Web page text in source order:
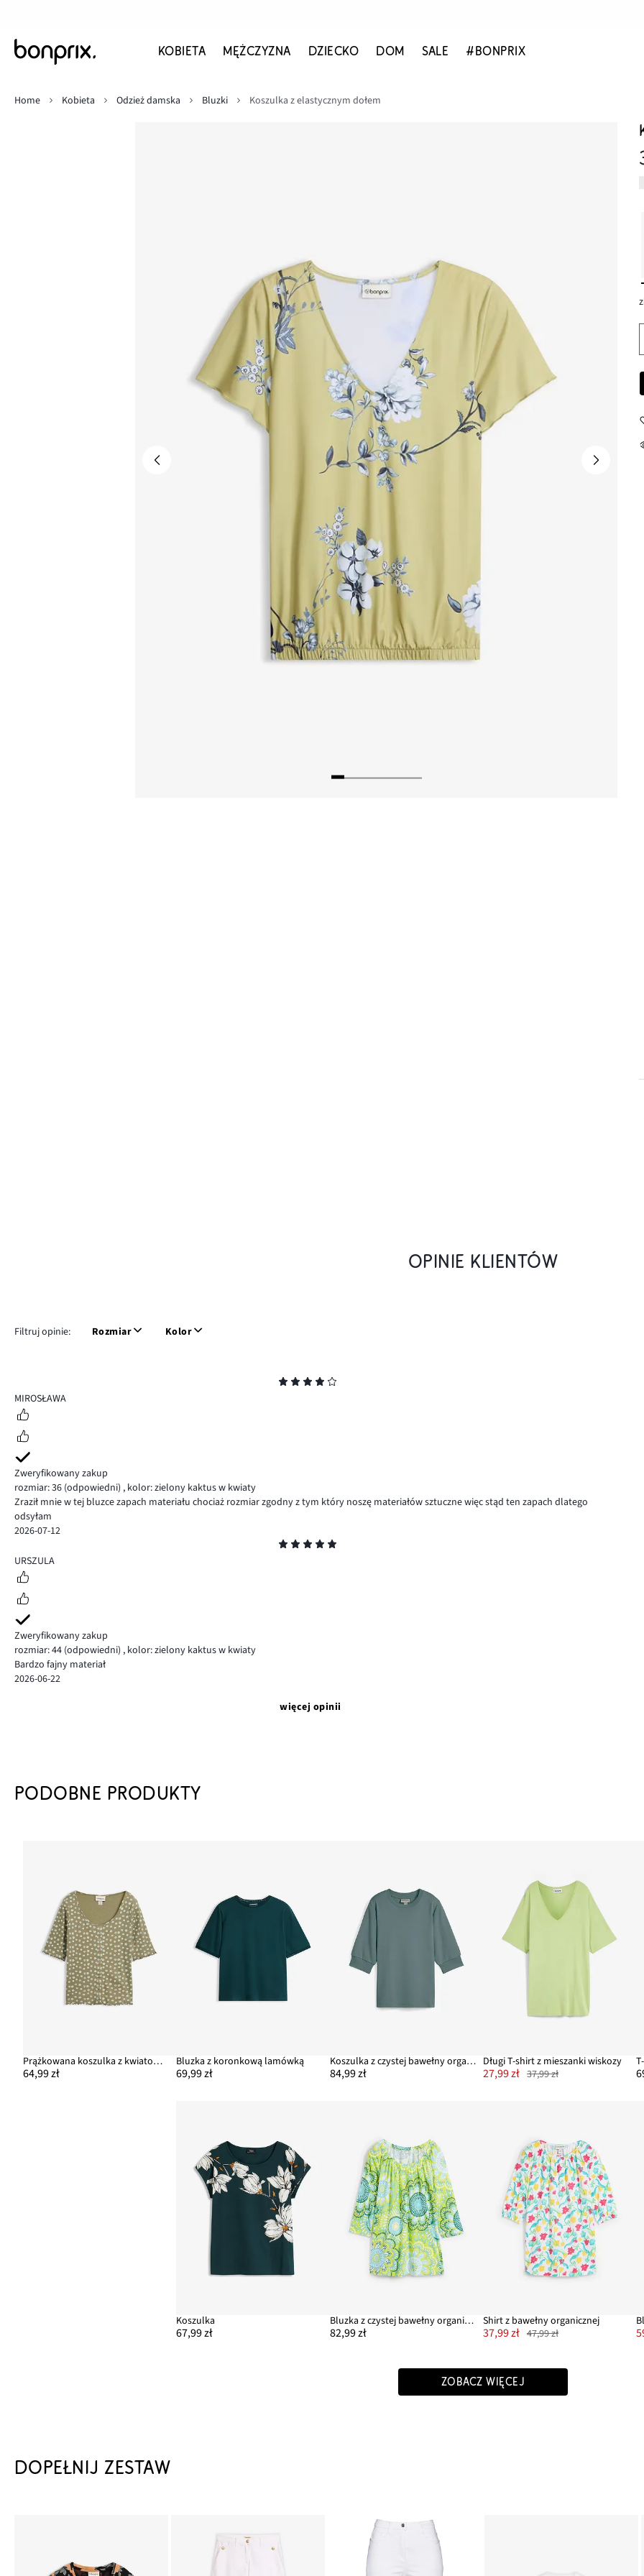
KOBIETA MĘŻCZYZNA DZIECKO DOM SALE #BONPRIX
Home
Kobieta Odzież damska Bluzki Koszulka z elastycznym dołem
OPINIE KLIENTÓW
Filtruj opinie: Rozmiar Kolor
4
MIROSŁAWA
Zweryfikowany zakup
rozmiar: 36 (odpowiedni) , kolor: zielony kaktus w kwiaty
Zraził mnie w tej bluzce zapach materiału chociaż rozmiar zgodny z tym który noszę materiałów sztuczne więc stąd ten zapach dlatego
odsyłam
2026-07-12
5URSZULA
Zweryfikowany zakup
rozmiar: 44 (odpowiedni) , kolor: zielony kaktus w kwiaty
Bardzo fajny materiał
2026-06-22
więcej opinii
PODOBNE PRODUKTY
Prążkowana koszulka z kwiatowym nadrukiem z czystej bawełny
64,99 zł
Bluzka z koronkową lamówką
69,99 zł
Koszulka z czystej bawełny organicznej
84,99 zł
Długi T-shirt z mieszanki wiskozy
27,99 zł 37,99 zł
Koszulka
67,99 zł
Bluzka z czystej bawełny organicznej
82,99 zł
Shirt z bawełny organicznej
37,99 zł 47,99 zł
ZOBACZ WIĘCEJ
DOPEŁNIJ ZESTAW